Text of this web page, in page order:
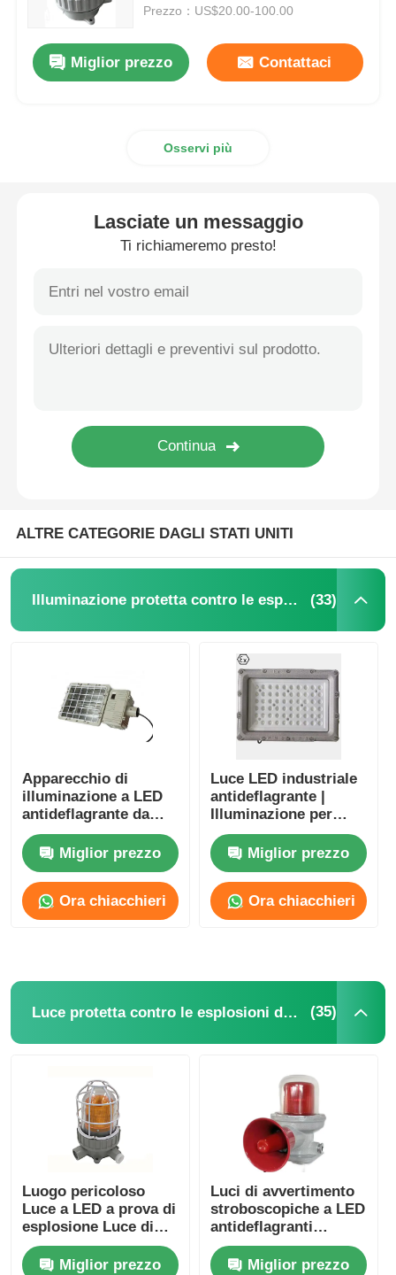
Casella a prova di esplosione
Glandole di cavi a prova di esplosione
spina ed incavo protetti contro le esplosioni
Prezzo：US$20.00-100.00
Miglior prezzo Contattaci
Osservi più
Lasciate un messaggio
Ti richiameremo presto!
ALTRE CATEGORIE DAGLI STATI UNITI
Illuminazione protetta contro le esplosioni (33)
Apparecchio di
illuminazione a LED
antideflagrante da
250W 400W 1000W
per lampada a ioduri
metallici
Miglior prezzo
Ora chiacchieri
Luce LED industriale
antideflagrante |
Illuminazione per
aree pericolose delle
zone 1 e 2Miglior prezzo
Ora chiacchieri
Luce protetta contro le esplosioni dell'allarme (35)
Luogo pericoloso
Luce a LED a prova di
esplosione Luce di
strofina allarme di
emergenzaMiglior prezzo
Luci di avvertimento
stroboscopiche a LED
antideflagranti
Illuminazione di
allarmeMiglior prezzo